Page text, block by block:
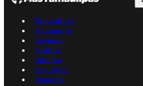
Tamaulipas
Matamoros
Reynosa
Política
Opinión
Seguridad
Deportes